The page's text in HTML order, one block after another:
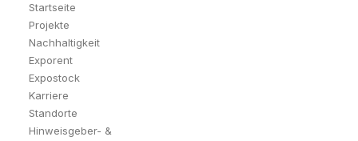
Startseite
Projekte
Nachhaltigkeit
Exporent
Expostock
Karriere
Standorte
Hinweisgeber- &